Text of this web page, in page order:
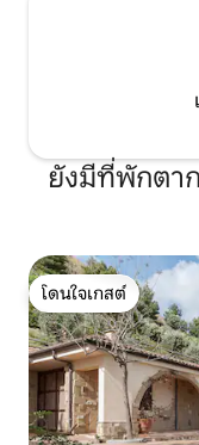
ยังมีที่พักตา
โดนใจเกสต์
โดนใจเกสต์